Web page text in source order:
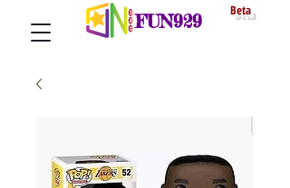
FUN929 Beta